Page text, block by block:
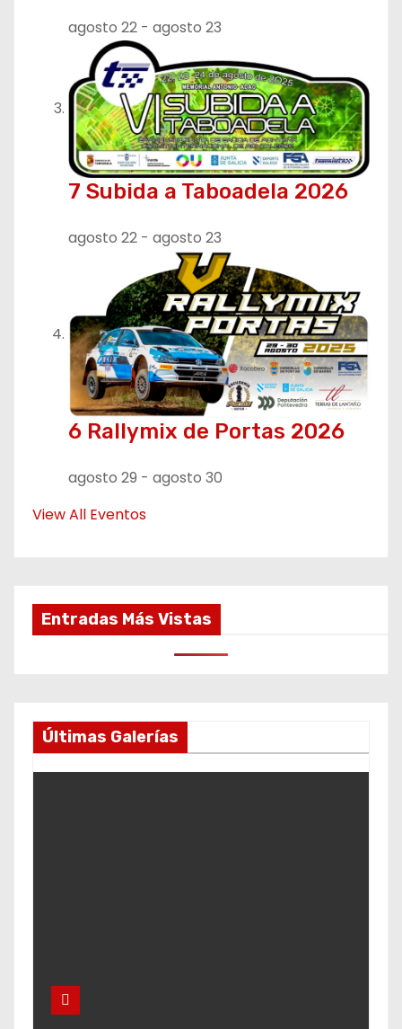
agosto 22 - agosto 23
7 Subida a Taboadela 2026
agosto 22 - agosto 23
6 Rallymix de Portas 2026
agosto 29 - agosto 30
View All Eventos
Entradas Más Vistas
Últimas Galerías